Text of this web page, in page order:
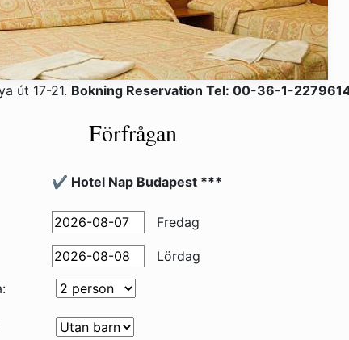
út 17-21. Bokning Reservation Tel: 00-36-1-
Förfrågan
✔️ Hotel Nap Budapest ***
Fredag
Lördag